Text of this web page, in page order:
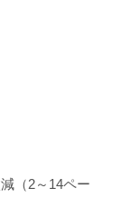
（2～14ペー